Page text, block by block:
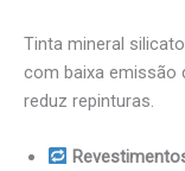
Tinta mineral
com baixa emissão
reduz repinturas.